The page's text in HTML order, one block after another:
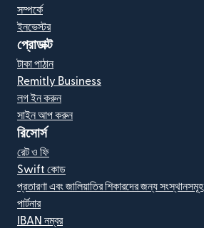
সম্পর্কে
ইনভেস্টর
প্রোডাক্ট
টাকা পাঠান
Remitly Business
লগ ইন করুন
সাইন আপ করুন
রিসোর্স
রেট ও ফি
Swift কোড
প্রতারণা এবং জালিয়াতির শিকারদের জন্য সংস্থানসমূহ
পার্টনার
IBAN নম্বর